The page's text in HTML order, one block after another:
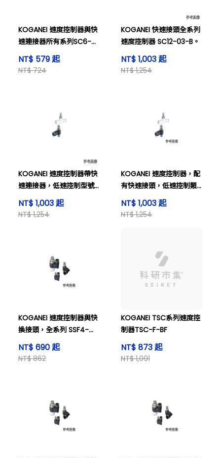
KOGANEI 速度控制器與快
速連接器所有系列SC6-
M5-MAL
NT$ 579 起
NT$ 724
KOGANEI 快速接頭全系列
速度控制器 SC12-03-B。
NT$ 1,003 起
NT$ 1,254
KOGANEI 速度控制器帶快
速連接器，低速控制型號
SCC8-02-A。
NT$ 1,003 起
NT$ 1,254
KOGANEI 速度控制器，配
有快速接頭，低速控制類
型 SCC8-02-B
NT$ 1,003 起
NT$ 1,254
KOGANEI 速度控制器與快
換接頭，全系列 SSF4-
M3-B。
NT$ 690 起
NT$ 862
KOGANEI TSC系列速度控
制器TSC-F-BF
NT$ 873 起
NT$ 1,091